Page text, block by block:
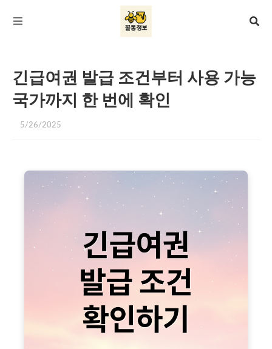
긴급여권 발급 조건부터 사용 가능
국가까지 한 번에 확인
5/26/2025